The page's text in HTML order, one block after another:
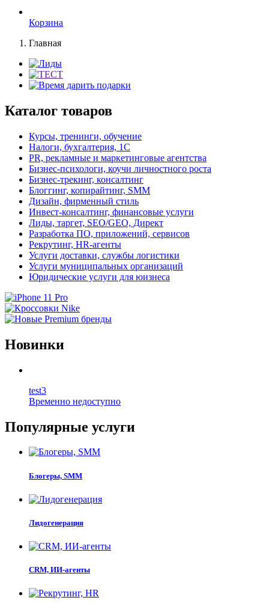
Корзина
Главная
Каталог товаров
Курсы, тренинги, обучение
Налоги, бухгалтерия, 1С
PR, рекламные и маркетинговые агентства
Бизнес-психологи, коучи личностного роста
Бизнес-трекинг, консалтинг
Блоггинг, копирайтинг, SMM
Дизайн, фирменный стиль
Инвест-консалтинг, финансовые услуги
Лиды, таргет, SEO/GEO, Директ
Разработка ПО, приложений, сервисов
Рекрутинг, HR-агенты
Услуги доставки, службы логистики
Услуги муниципальных организаций
Юридические услуги для юизнеса
Новинки
test3
Временно недоступно
Популярные услуги
Блогеры, SMM
Лидогенерация
CRM, ИИ-агенты